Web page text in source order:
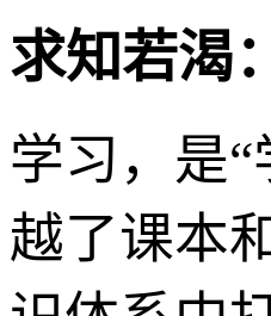
求知若渴
学习，是
越了课本